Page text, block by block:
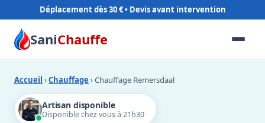
Déplacement dès 30 €
SaniChauffe
Accueil ›Chauffage › Chauffage Remersdaal
Artisan disponible
Disponible chez vous à 21h30